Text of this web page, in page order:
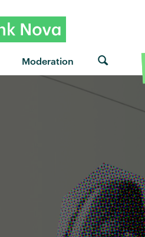
Moderation
"Kiss Me Better" von Mercer